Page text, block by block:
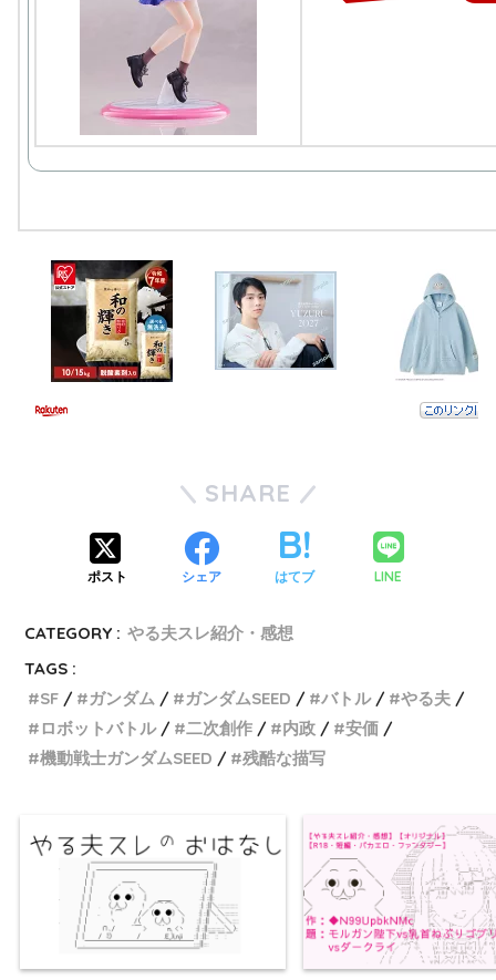
SHARE
ポスト シェア はてブ LINE
CATEGORY : やる夫スレ紹介・感想
TAGS :
SF
ガンダム ガンダムSEED バトル
やる夫
ロボットバトル
二次創作 内政
安価
機動戦士ガンダムSEED
残酷な描写